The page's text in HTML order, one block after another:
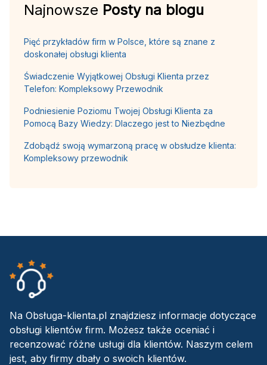
Najnowsze Posty na blogu
Pięć przykładów firm w Polsce, które są znane z
doskonałej obsługi klienta
Świadczenie Wyjątkowej Obsługi Klienta przez
Telefon: Kompleksowy Przewodnik
Podniesienie Poziomu Twojej Obsługi Klienta za
Pomocą Bazy Wiedzy: Dlaczego jest to Niezbędne
Zdobądź swoją wymarzoną pracę w obsłudze klienta:
Kompleksowy przewodnik
Na Obsługa-klienta.pl znajdziesz informacje dotyczące
obsługi klientów firm. Możesz także oceniać i
recenzować różne usługi dla klientów. Naszym celem
jest, aby firmy dbały o swoich klientów.